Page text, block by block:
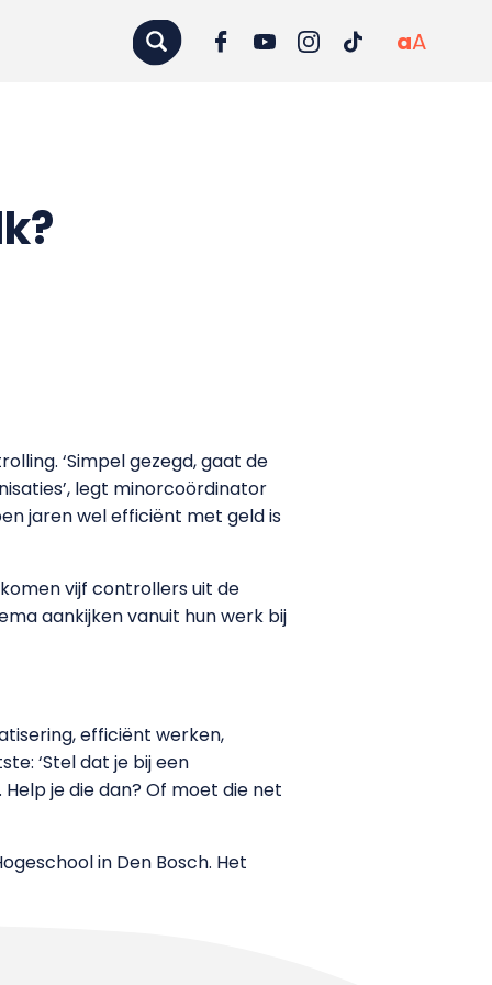
aA
‘Simpel gezegd, gaat de
legt minorcoördinator
jaren wel efficiënt met geld is
vijf controllers uit de
aankijken vanuit hun werk bij
efficiënt werken,
‘Stel dat je bij een
je die dan? Of moet die net
in Den Bosch. Het